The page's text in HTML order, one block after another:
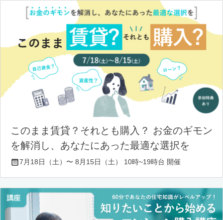
このまま賃貸？それとも購入？ お金のギモン
を解消し、あなたにあった最適な選択を
7月18日（土）〜 8月15日（土） 10時~19時台 開催